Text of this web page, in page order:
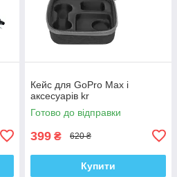
Кейс для GoPro Max і
аксесуарів kr
Готово до відправки
399 ₴ 620 ₴
Купити